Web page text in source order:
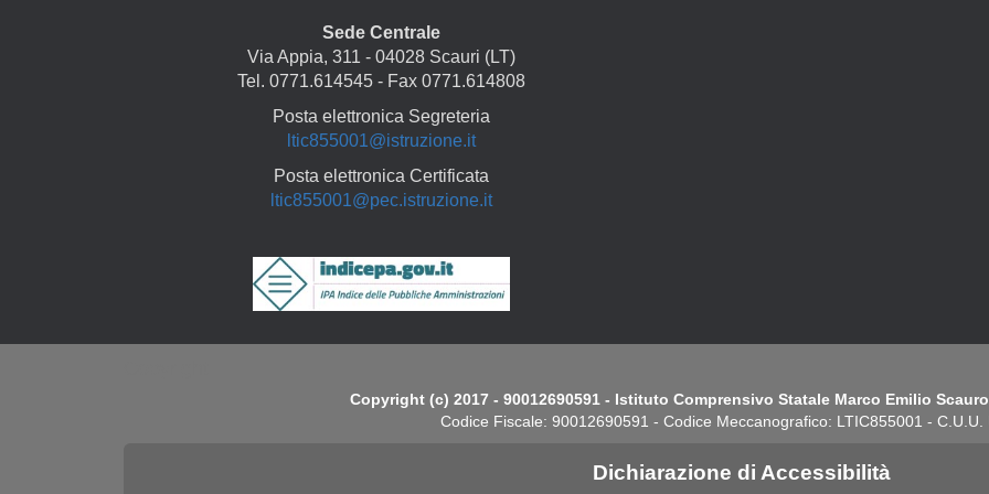
Sede Centrale
Via Appia, 311 - 04028 Scauri (LT)
Tel. 0771.614545 - Fax 0771.614808
Posta elettronica Segreteria
ltic855001@istruzione.it
Posta elettronica Certificata
ltic855001@pec.istruzione.it
Copyright (c) 2017 - 90012690591 - Istituto Comprensivo Statale Marco Emilio
Codice Fiscale: 90012690591 - Codice Meccanografico: LTIC855001 - C.U.U.
Dichiarazione di Accessibilità